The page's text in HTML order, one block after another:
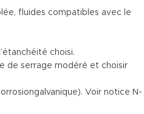
fluides compatibles avec le
choisi.
de serrage modéré et choisir
Voir notice N-